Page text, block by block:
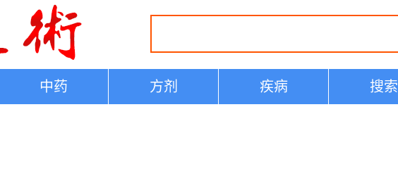
中药 方剂 疾病 搜索